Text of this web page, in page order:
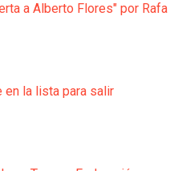
a Alberto Flores" por Rafa
la lista para salir